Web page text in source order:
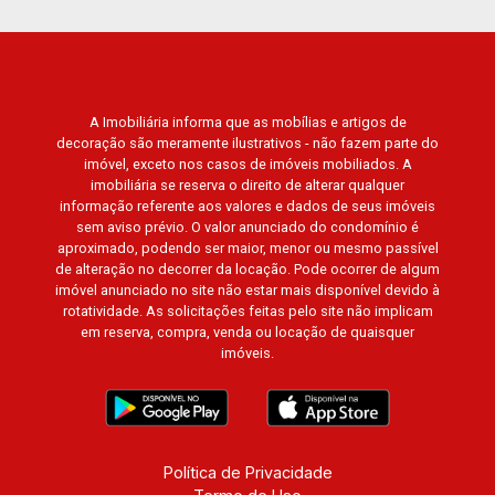
A Imobiliária informa que as mobílias e artigos de
decoração são meramente ilustrativos - não fazem parte do
imóvel, exceto nos casos de imóveis mobiliados. A
imobiliária se reserva o direito de alterar qualquer
informação referente aos valores e dados de seus imóveis
sem aviso prévio. O valor anunciado do condomínio é
aproximado, podendo ser maior, menor ou mesmo passível
de alteração no decorrer da locação. Pode ocorrer de algum
imóvel anunciado no site não estar mais disponível devido à
rotatividade. As solicitações feitas pelo site não implicam
em reserva, compra, venda ou locação de quaisquer
imóveis.
Política de Privacidade